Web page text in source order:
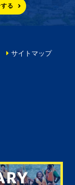
る
サイトマップ